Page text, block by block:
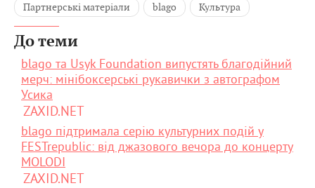
Партнерські матеріали blago Культура
До теми
blago та Usyk Foundation випустять благодійний
мерч: мінібоксерські рукавички з автографом
Усика
ZAXID.NET
blago підтримала серію культурних подій у
FESTrepublic: від джазового вечора до концерту
MOLODI
ZAXID.NET